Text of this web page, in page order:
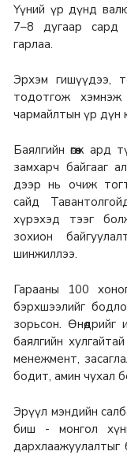
Үүний үр дүнд
7–8 дугаар сард
гарлаа.
Эрхэм гишүүдээ,
тодотгож
чармайлтын үр дүн
Баялгийн өгөөж
замхарч байгааг
дээр нь очиж
сайд
хүрэхэд тээг
зохион
шинжиллээ.
Гарааны 100
бэрхшээлийг
зорьсон.
баялгийн
менежмент,
бодит, амин чухал
Эрүүл мэндийн
биш - монгол
дархлаажуулалтыг